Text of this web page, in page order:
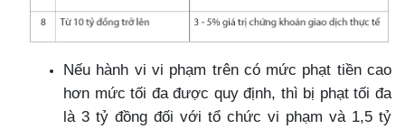
Nếu hành vi vi phạm trên có mức phạt tiền cao
hơn mức tối đa được quy định, thì bị phạt tối đa
là 3 tỷ đồng đối với tổ chức vi phạm và 1,5 tỷ